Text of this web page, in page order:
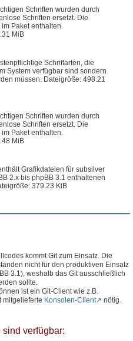
Schriften wurden durch
Schriften ersetzt. Die
Paket enthalten.
MiB
Schriftarten, die
System verfügbar sind sondern
müssen. Dateigröße: 498.21
Schriften wurden durch
Schriften ersetzt. Die
Paket enthalten.
MiB
Grafikdateien für subsilver
2.x bis phpBB 3.1 enthaltenen
379.23 KiB
kommt Git zum Einsatz. Die
nicht für den produktiven Einsatz
3.1), weshalb das Git ausschließlich
sollte.
ist ein Git-Client wie z.B.
mitgelieferte Konsolen-Client nötig.
verfügbar: